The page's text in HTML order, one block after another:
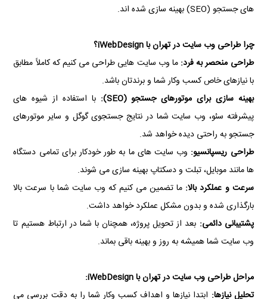
های جستجو (SEO) بهینه سازی شده اند.
چرا طراحی وب سایت در تهران با iWebDesign؟
طراحی منحصر به فرد: ما وب سایت هایی طراحی می کنیم که کاملاً مطابق
با نیازهای خاص کسب وکار شما و برندتان باشد.
بهینه سازی برای موتورهای جستجو (SEO):
با استفاده از شیوه های
پیشرفته سئو، وب سایت شما در نتایج جستجوی گوگل و سایر موتورهای
جستجو به راحتی دیده خواهد شد.
طراحی ریسپانسیو: وب سایت های ما به طور خودکار برای تمامی دستگاه
ها مانند موبایل، تبلت و دسکتاپ بهینه سازی می شوند.
سرعت و عملکرد بالا: ما تضمین می کنیم که وب سایت شما با سرعت بالا
بارگذاری شده و بدون مشکل عملکرد خواهد داشت.
پشتیبانی دائمی: بعد از تحویل پروژه، همچنان با شما در ارتباط هستیم تا
وب سایت شما همیشه به روز و بهینه باقی بماند.
مراحل طراحی وب سایت در تهران با iWebDesign:
تحلیل نیازها: ابتدا نیازها و اهداف کسب وکار شما را به دقت بررسی می